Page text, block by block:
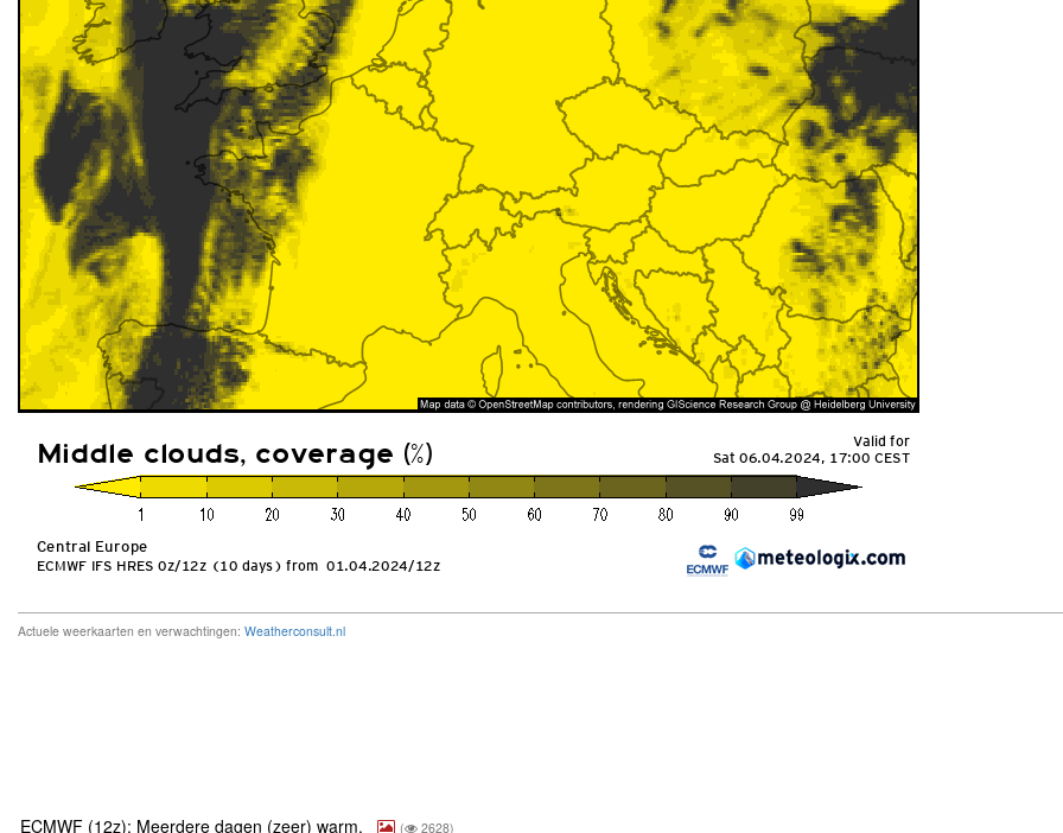
Actuele weerkaarten en verwachtingen: Weatherconsult.nl
ECMWF (12z): Meerdere dagen (zeer) warm. ( 2628)